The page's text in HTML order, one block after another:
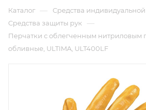
Каталог — Средства
Средства защиты рук —
Перчатки с облегченным нитриловым
обливные, ULTIMA, ULT400LF